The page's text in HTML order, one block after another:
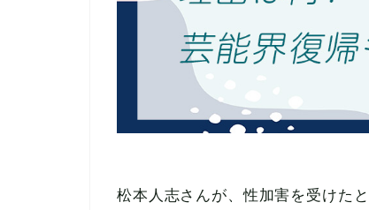
松本人志さんが、性加害を受けた